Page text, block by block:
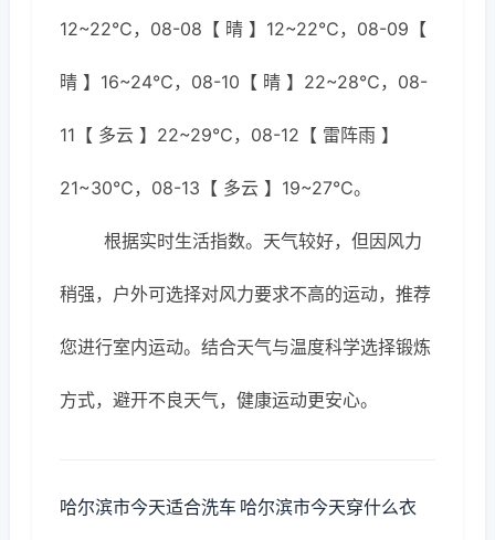
12~22℃，08-08【 晴 】12~22℃，08-09【
晴 】16~24℃，08-10【 晴 】22~28℃，08-
11【 多云 】22~29℃，08-12【 雷阵雨 】
21~30℃，08-13【 多云 】19~27℃。
根据实时生活指数。天气较好，但因风力
稍强，户外可选择对风力要求不高的运动，推荐
您进行室内运动。结合天气与温度科学选择锻炼
方式，避开不良天气，健康运动更安心。
哈尔滨市今天适合洗车 哈尔滨市今天穿什么衣